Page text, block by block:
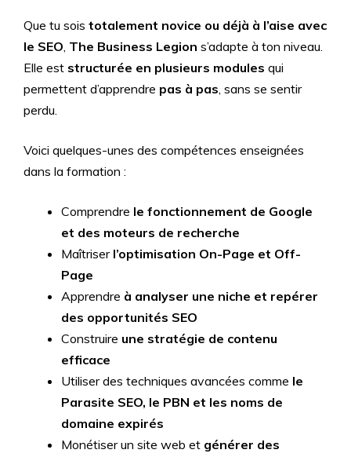
Que tu sois totalement novice ou déjà à l’aise avec
le SEO, The Business Legion s’adapte à ton niveau.
Elle est structurée en plusieurs modules qui
permettent d’apprendre pas à pas, sans se sentir
perdu.
Voici quelques-unes des compétences enseignées
dans la formation :
Comprendre le fonctionnement de Google
et des moteurs de recherche
Maîtriser l’optimisation On-Page et Off-
Page
Apprendre à analyser une niche et repérer
des opportunités SEO
Construire une stratégie de contenu
efficace
Utiliser des techniques avancées comme le
Parasite SEO, le PBN et les noms de
domaine expirés
Monétiser un site web et générer des